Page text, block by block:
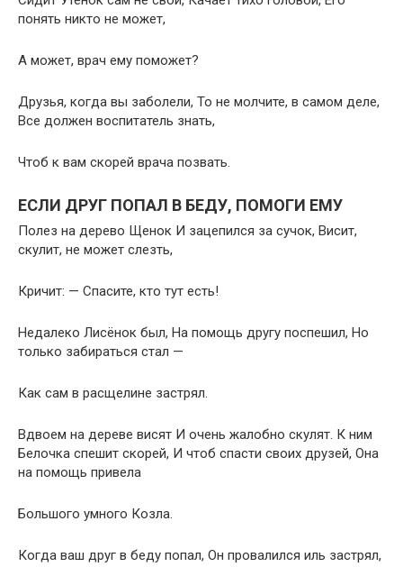
понять никто не может,
А может, врач ему поможет?
Друзья, когда вы заболели, То не молчите, в самом деле,
Все должен воспитатель знать,
Чтоб к вам скорей врача позвать.
ЕСЛИ ДРУГ ПОПАЛ В БЕДУ, ПОМОГИ ЕМУ
Полез на дерево Щенок И зацепился за сучок, Висит,
скулит, не может слезть,
Кричит: — Спасите, кто тут есть!
Недалеко Лисёнок был, На помощь другу поспешил, Но
только забираться стал —
Как сам в расщелине застрял.
Вдвоем на дереве висят И очень жалобно скулят. К ним
Белочка спешит скорей, И чтоб спасти своих друзей, Она
на помощь привела
Большого умного Козла.
Когда ваш друг в беду попал, Он провалился иль застрял,